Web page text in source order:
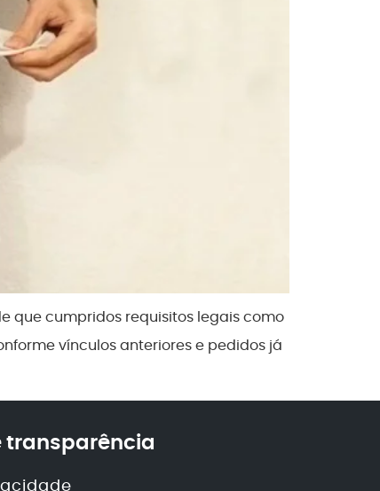
que cumpridos requisitos legais como
vínculos anteriores e pedidos já
transparência